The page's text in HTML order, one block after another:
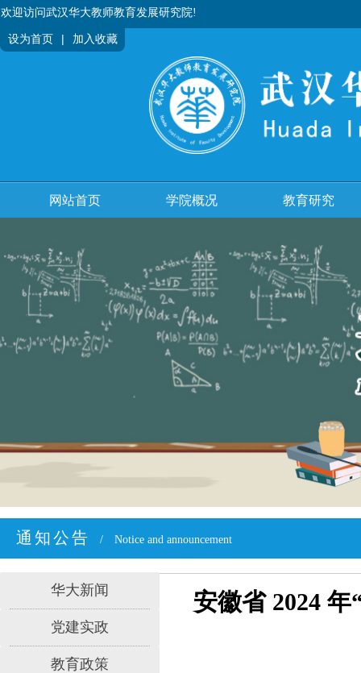
欢迎访问武汉华大教师教育发展研究院!
设为首页 | 加入收藏
网站首页 学院概况 教育研究
通知公告 / Notice and announcement
华大新闻
党建实政
教育政策
安徽省 2024